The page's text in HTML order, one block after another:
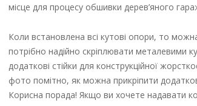
місце для процесу обшивки дерев’яного
Коли встановлена всі кутові опори, то
потрібно надійно скріплювати металевими
додаткові стійки для конструкційної
фото помітно, як можна прикріпити
Корисна порада! Якщо ви хочете надавати